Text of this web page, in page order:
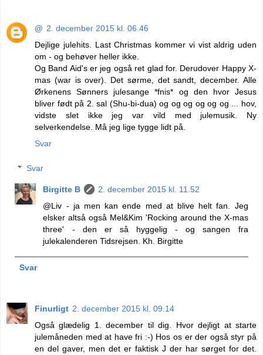
@ 2. december 2015 kl. 06.46
Dejlige julehits. Last Christmas kommer vi vist aldrig uden
om - og behøver heller ikke.
Og Band Aid's er jeg også ret glad for. Derudover Happy X-
mas (war is over). Det sørme, det sandt, december. Alle
Ørkenens Sønners julesange *fnis* og den hvor Jesus
bliver født på 2. sal (Shu-bi-dua) og og og og og og ... hov,
vidste slet ikke jeg var vild med julemusik. Ny
selverkendelse. Må jeg lige tygge lidt på.
Svar
Svar
Birgitte B
2. december 2015 kl. 11.52
@Liv - ja men kan ende med at blive helt fan. Jeg
elsker altså også Mel&Kim 'Rocking around the X-mas
three' - den er så hyggelig - og sangen fra
julekalenderen Tidsrejsen. Kh. Birgitte
Svar
Finurligt 2. december 2015 kl. 09.14
Også glædelig 1. december til dig. Hvor dejligt at starte
julemåneden med at have fri :-) Hos os er der også styr på
en del gaver, men det er faktisk J der har sørget for det.